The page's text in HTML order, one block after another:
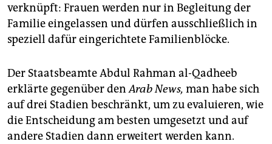
verknüpft: Frauen werden nur in Begleitung der
Familie eingelassen und dürfen ausschließlich in
speziell dafür eingerichtete Familienblöcke.
Der Staatsbeamte Abdul Rahman al-Qadheeb
erklärte gegenüber denArab News, man habe sich
auf drei Stadien beschränkt, um zu evaluieren, wie
die Entscheidung am besten umgesetzt und auf
andere Stadien dann erweitert werden kann.